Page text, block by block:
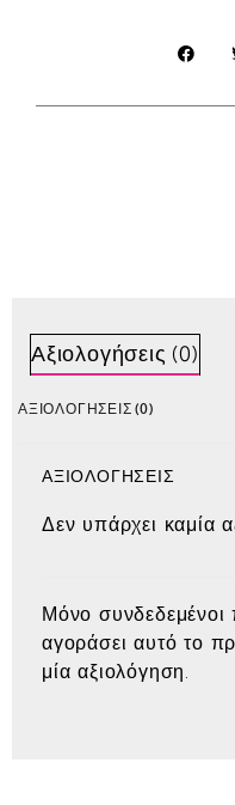
Αξιολογήσεις (0)
ΑΞΙΟΛΟΓΉΣΕΙΣ (0)
ΑΞΙΟΛΟΓΉΣΕΙΣ
Δεν υπάρχει καμία
Μόνο συνδεδεμένοι
αγοράσει αυτό το
μία αξιολόγηση.